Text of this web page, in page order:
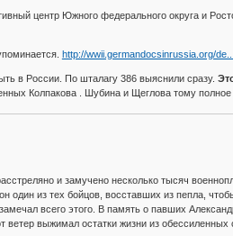
центр Южного федерального округа и
http://wwii.germandocsinrussia.org/
в России. По шталагу 386 выяснили сразу.
Колпакова . Шубина и Щеглова тому полное
и замучено несколько тысяч
из тех бойцов, восставших из пепла,
всего этого. В память о павших
выжимал остатки жизни из обессиленных